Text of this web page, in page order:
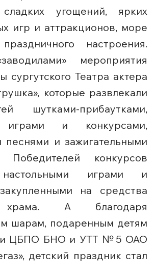
сладких угощений, ярких
игр и аттракционов, море
настроения.
мероприятия
сургутского Театра актера
которые развлекали
шутками-прибаутками,
играми и конкурсами,
песнями и зажигательными
Победителей конкурсов
играми и
на средства
храма. А благодаря
шарам, подаренным детям
ЦБПО БНО и УТТ №5 ОАО
детский праздник стал